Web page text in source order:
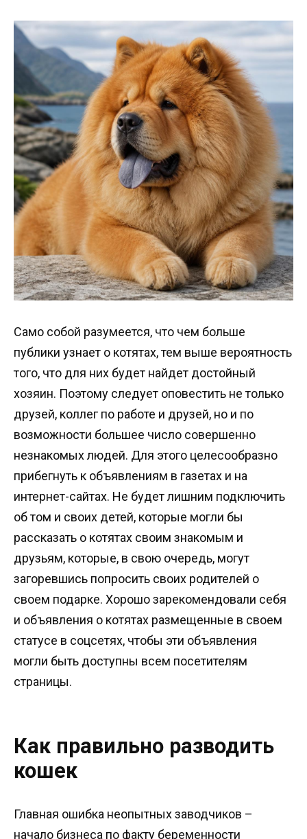
Само собой разумеется, что чем больше
публики узнает о котятах, тем выше вероятность
того, что для них будет найдет достойный
хозяин. Поэтому следует оповестить не только
друзей, коллег по работе и друзей, но и по
возможности большее число совершенно
незнакомых людей. Для этого целесообразно
прибегнуть к объявлениям в газетах и на
интернет-сайтах. Не будет лишним подключить
об том и своих детей, которые могли бы
рассказать о котятах своим знакомым и
друзьям, которые, в свою очередь, могут
загоревшись попросить своих родителей о
своем подарке. Хорошо зарекомендовали себя
и объявления о котятах размещенные в своем
статусе в соцсетях, чтобы эти объявления
могли быть доступны всем посетителям
страницы.
Как правильно разводить
кошек
Главная ошибка неопытных заводчиков –
начало бизнеса по факту беременности